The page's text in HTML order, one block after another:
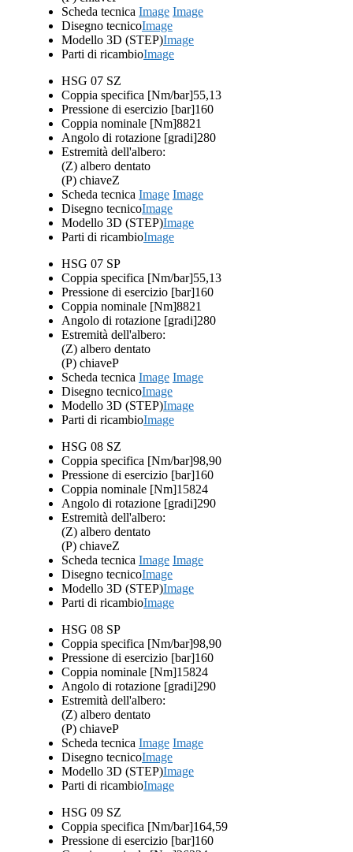
Scheda tecnica Image Image
Disegno tecnicoImage
Modello 3D (STEP)Image
Parti di ricambioImage
HSG 07 SZ
Coppia specifica [Nm/bar]55,13
Pressione di esercizio [bar]160
Coppia nominale [Nm]8821
Angolo di rotazione [gradi]280
Estremità dell'albero:
(Z) albero dentato
(P) chiaveZ
Scheda tecnica Image Image
Disegno tecnicoImage
Modello 3D (STEP)Image
Parti di ricambioImage
HSG 07 SP
Coppia specifica [Nm/bar]55,13
Pressione di esercizio [bar]160
Coppia nominale [Nm]8821
Angolo di rotazione [gradi]280
Estremità dell'albero:
(Z) albero dentato
(P) chiaveP
Scheda tecnica Image Image
Disegno tecnicoImage
Modello 3D (STEP)Image
Parti di ricambioImage
HSG 08 SZ
Coppia specifica [Nm/bar]98,90
Pressione di esercizio [bar]160
Coppia nominale [Nm]15824
Angolo di rotazione [gradi]290
Estremità dell'albero:
(Z) albero dentato
(P) chiaveZ
Scheda tecnica Image Image
Disegno tecnicoImage
Modello 3D (STEP)Image
Parti di ricambioImage
HSG 08 SP
Coppia specifica [Nm/bar]98,90
Pressione di esercizio [bar]160
Coppia nominale [Nm]15824
Angolo di rotazione [gradi]290
Estremità dell'albero:
(Z) albero dentato
(P) chiaveP
Scheda tecnica Image Image
Disegno tecnicoImage
Modello 3D (STEP)Image
Parti di ricambioImage
HSG 09 SZ
Coppia specifica [Nm/bar]164,59
Pressione di esercizio [bar]160